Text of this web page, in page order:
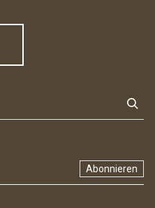
Abonnieren